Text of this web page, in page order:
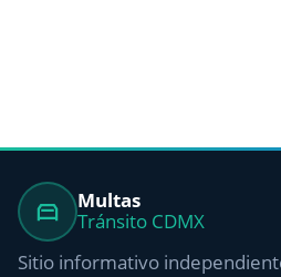
Multas
Tránsito CDMX
Sitio informativo